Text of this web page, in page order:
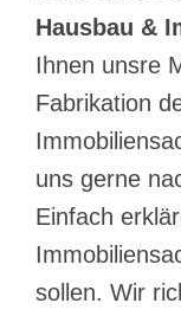
Hausbau &
Ihnen unsre
Fabrikation
uns gerne
Einfach
sollen. Wir